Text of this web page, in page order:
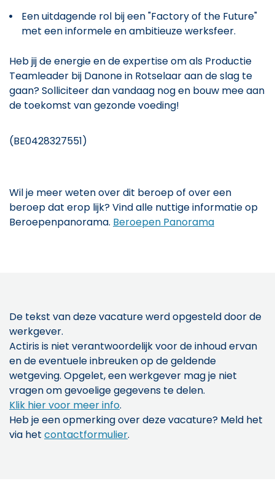
Een uitdagende rol bij een "Factory of the Future"
met een informele en ambitieuze werksfeer.
Heb jij de energie en de expertise om als Productie
Teamleader bij Danone in Rotselaar aan de slag te
gaan? Solliciteer dan vandaag nog en bouw mee aan
de toekomst van gezonde voeding!
(BE0428327551)
Wil je meer weten over dit beroep of over een
beroep dat erop lijk? Vind alle nuttige informatie op
Beroepenpanorama. Beroepen Panorama
De tekst van deze vacature werd opgesteld door de
werkgever.
Actiris is niet verantwoordelijk voor de inhoud ervan
en de eventuele inbreuken op de geldende
wetgeving. Opgelet, een werkgever mag je niet
vragen om gevoelige gegevens te delen.
Klik hier voor meer info.
Heb je een opmerking over deze vacature? Meld het
via het contactformulier.